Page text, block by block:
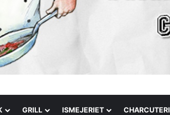
GRILL ISMEJERIET CHARCUTERI